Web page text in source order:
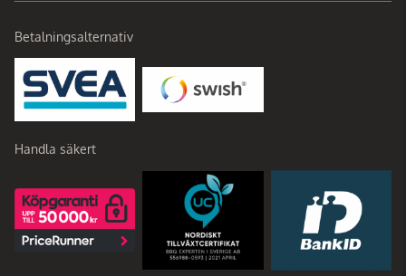
Betalningsalternativ
Handla säkert